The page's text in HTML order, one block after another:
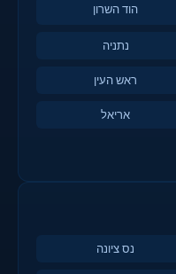
הוד השרון
נתניה
ראש העין
אריאל
נס ציונה